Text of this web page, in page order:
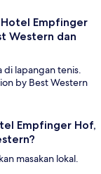
Empfinger
Western dan
di lapangan tenis.
by Best Western
Empfinger Hof,
masakan lokal.